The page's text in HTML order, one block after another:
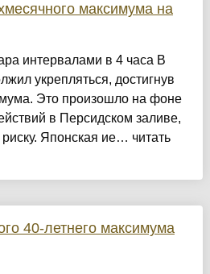
максимума на
интервалами в 4 часа В
укрепляться, достигнув
Это произошло на фоне
в Персидском заливе,
риску. Японская ие… читать
40-летнего максимума